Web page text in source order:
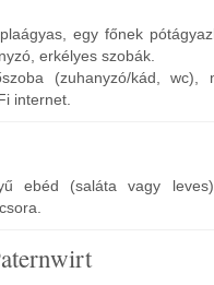
egy főnek
erkélyes szobák.
(zuhanyzó/kád, wc),
internet.
ebéd (saláta vagy